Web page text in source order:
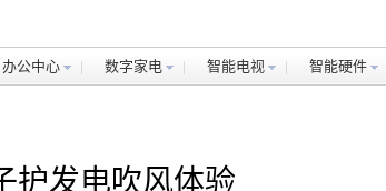
办公中心 数字家电 智能电视 智能硬件
护发电吹风体验